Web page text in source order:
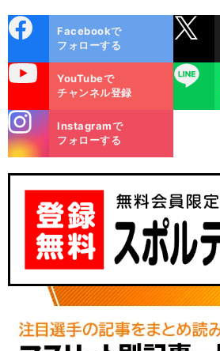
公 」
・
ok
Facebookで
フォローする
YouTubeで
チャンネル登録
LINE
m
Instagramで
フォローする